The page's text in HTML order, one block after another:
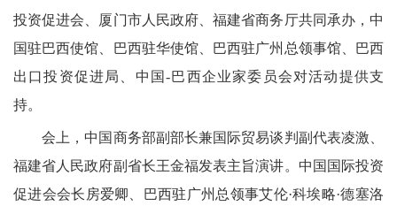
投资促进会、厦门市人民政府、福建省商务厅共同承办，中
国驻巴西使馆、巴西驻华使馆、巴西驻广州总领事馆、巴西
出口投资促进局、中国-巴西企业家委员会对活动提供支
持。
会上，中国商务部副部长兼国际贸易谈判副代表凌激、
福建省人民政府副省长王金福发表主旨演讲。中国国际投资
促进会会长房爱卿、巴西驻广州总领事艾伦·科埃略·德塞洛